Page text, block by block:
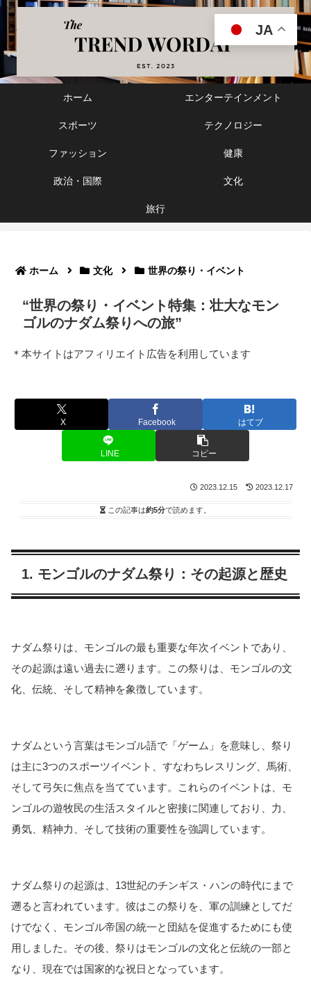
ホーム エンターテインメント
スポーツ テクノロジー
ファッション 健康
政治・国際 文化
旅行
ホーム 文化 世界の祭り・イベント
“世界の祭り・イベント特集：壮大なモン
ゴルのナダム祭りへの旅”
＊本サイトはアフィリエイト広告を利用しています
X Facebook はてブ
LINE コピー
2023.12.15 2023.12.17
この記事は約5分で読めます。
1. モンゴルのナダム祭り：その起源と歴史
ナダム祭りは、モンゴルの最も重要な年次イベントであり、
その起源は遠い過去に遡ります。この祭りは、モンゴルの文
化、伝統、そして精神を象徴しています。
ナダムという言葉はモンゴル語で「ゲーム」を意味し、祭り
は主に3つのスポーツイベント、すなわちレスリング、馬術、
そして弓矢に焦点を当てています。これらのイベントは、モ
ンゴルの遊牧民の生活スタイルと密接に関連しており、力、
勇気、精神力、そして技術の重要性を強調しています。
ナダム祭りの起源は、13世紀のチンギス・ハンの時代にまで
遡ると言われています。彼はこの祭りを、軍の訓練としてだ
けでなく、モンゴル帝国の統一と団結を促進するためにも使
用しました。その後、祭りはモンゴルの文化と伝統の一部と
なり、現在では国家的な祝日となっています。
JA